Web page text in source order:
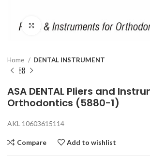
Click to enlarge
Home DENTAL INSTRUMENT
ASA DENTAL Pliers and
Orthodontics (5880-1)
AKL 10603615114
Compare Add to wishlist